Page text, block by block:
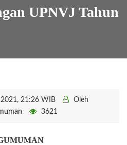
UPNVJ Tahun
2021, 21:26 WIB
Oleh
3621